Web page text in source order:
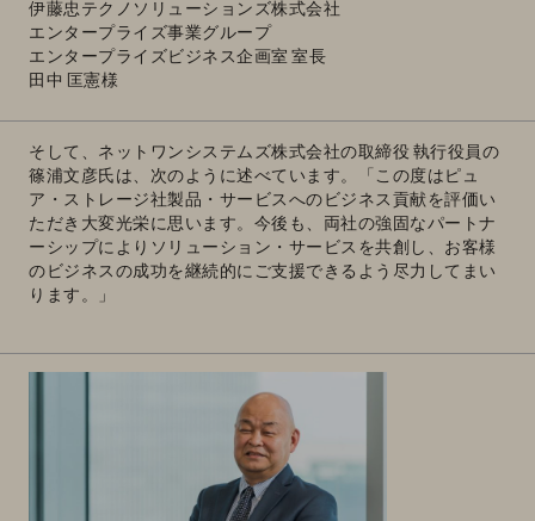
伊藤忠テクノソリューションズ株式会社
エンタープライズ事業グループ
エンタープライズビジネス企画室 室長
田中 匡憲様
そして、ネットワンシステムズ株式会社の取締役 執行役員の
篠浦文彦氏は、次のように述べています。「この度はピュ
ア・ストレージ社製品・サービスへのビジネス貢献を評価い
ただき大変光栄に思います。今後も、両社の強固なパートナ
ーシップによりソリューション・サービスを共創し、お客様
のビジネスの成功を継続的にご支援できるよう尽力してまい
ります。」